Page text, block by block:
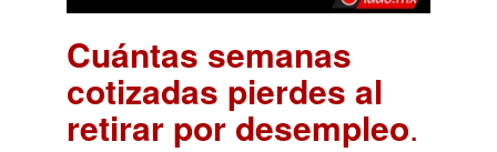
Cuántas semanas
cotizadas pierdes al
retirar por desempleo.